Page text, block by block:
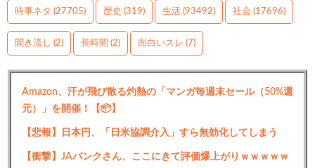
時事ネタ (27705) 歴史 (319) 生活 (93492) 社会 (17696)
聞き流し (2) 長時間 (2) 面白いスレ (7)
Amazon、汗が飛び散る灼熱の「マンガ毎週末セール（50%還
元）」を開催！【📦】
【悲報】日本円、「日米協調介入」すら無効化してしまう
【衝撃】JAバンクさん、ここにきて評価爆上がりｗｗｗｗｗ